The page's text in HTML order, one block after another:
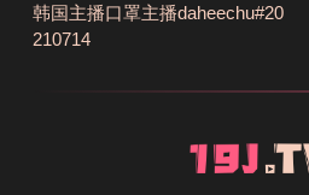
韩国主播口罩主播daheechu#20
210714